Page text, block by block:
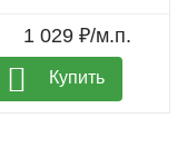
1 029 ₽/м.п.
Купить